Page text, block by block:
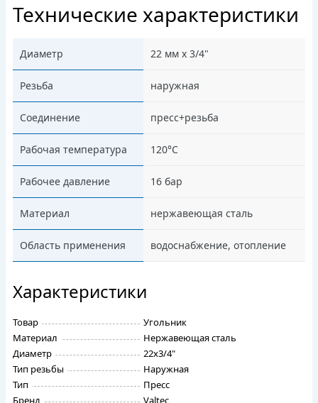
Технические характеристики
Диаметр 22 мм х 3/4"
Резьба наружная
Соединение пресс+резьба
Рабочая температура 120°С
Рабочее давление 16 бар
Материал нержавеющая сталь
Область применения водоснабжение, отопление
Характеристики
Товар
Угольник
Материал
Нержавеющая сталь
Диаметр
22х3/4"
Тип резьбы
Наружная
Тип
Пресс
Бренд
Valtec